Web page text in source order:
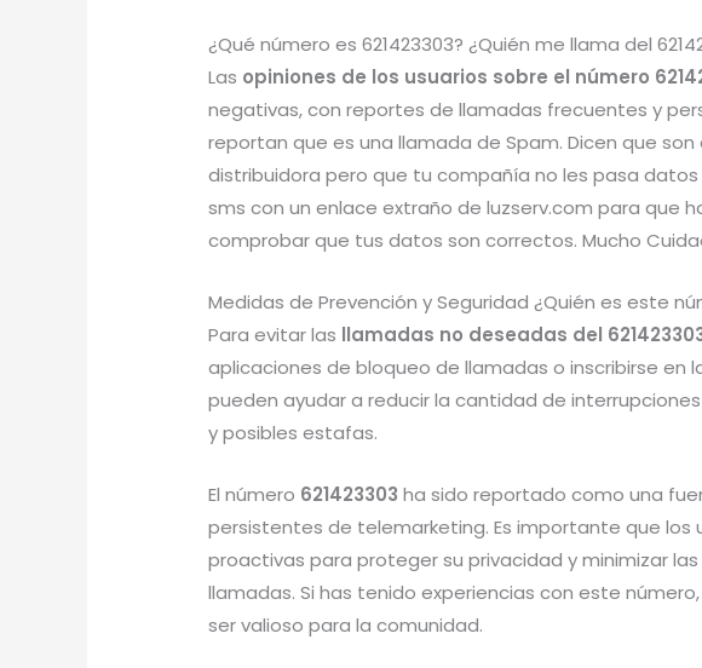
¿Qué número es 621423303? ¿Quién me llama del
Las opiniones de los usuarios sobre el número
negativas, con reportes de llamadas frecuentes y
reportan que es una llamada de Spam. Dicen que son
distribuidora pero que tu compañía no les pasa
sms con un enlace extraño de luzserv.com para que
comprobar que tus datos son correctos. Mucho
Medidas de Prevención y Seguridad ¿Quién es este
Para evitar las llamadas no deseadas del
aplicaciones de bloqueo de llamadas o inscribirse en
pueden ayudar a reducir la cantidad de
y posibles estafas.
El número 621423303 ha sido reportado como una
persistentes de telemarketing. Es importante que los
proactivas para proteger su privacidad y minimizar
llamadas. Si has tenido experiencias con este
ser valioso para la comunidad.